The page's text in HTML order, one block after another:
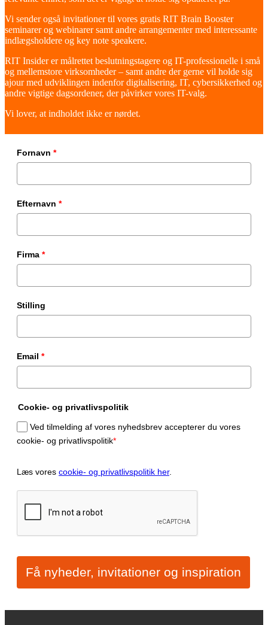
Vi sender også invitationer til vores gratis RIT Brain Booster
seminarer og webinarer samt andre arrangementer med interessante
indlægsholdere og key note speakere.
RIT Insider er målrettet beslutningstagere og IT-professionelle i små
og mellemstore virksomheder – samt andre der gerne vil holde sig
ajour med udviklingen indenfor digitalisering, IT, cybersikkerhed og
andre vigtige dagsordener, der påvirker vores IT-valg.
Vi lover, at indholdet ikke er nørdet.
Fornavn *
Efternavn *
Firma *
Stilling
Email *
Cookie- og privatlivspolitik
Ved tilmelding af vores nyhedsbrev accepterer du vores
cookie- og privatlivspolitik*
Læs vores cookie- og privatlivspolitik her.
Få nyheder, invitationer og inspiration